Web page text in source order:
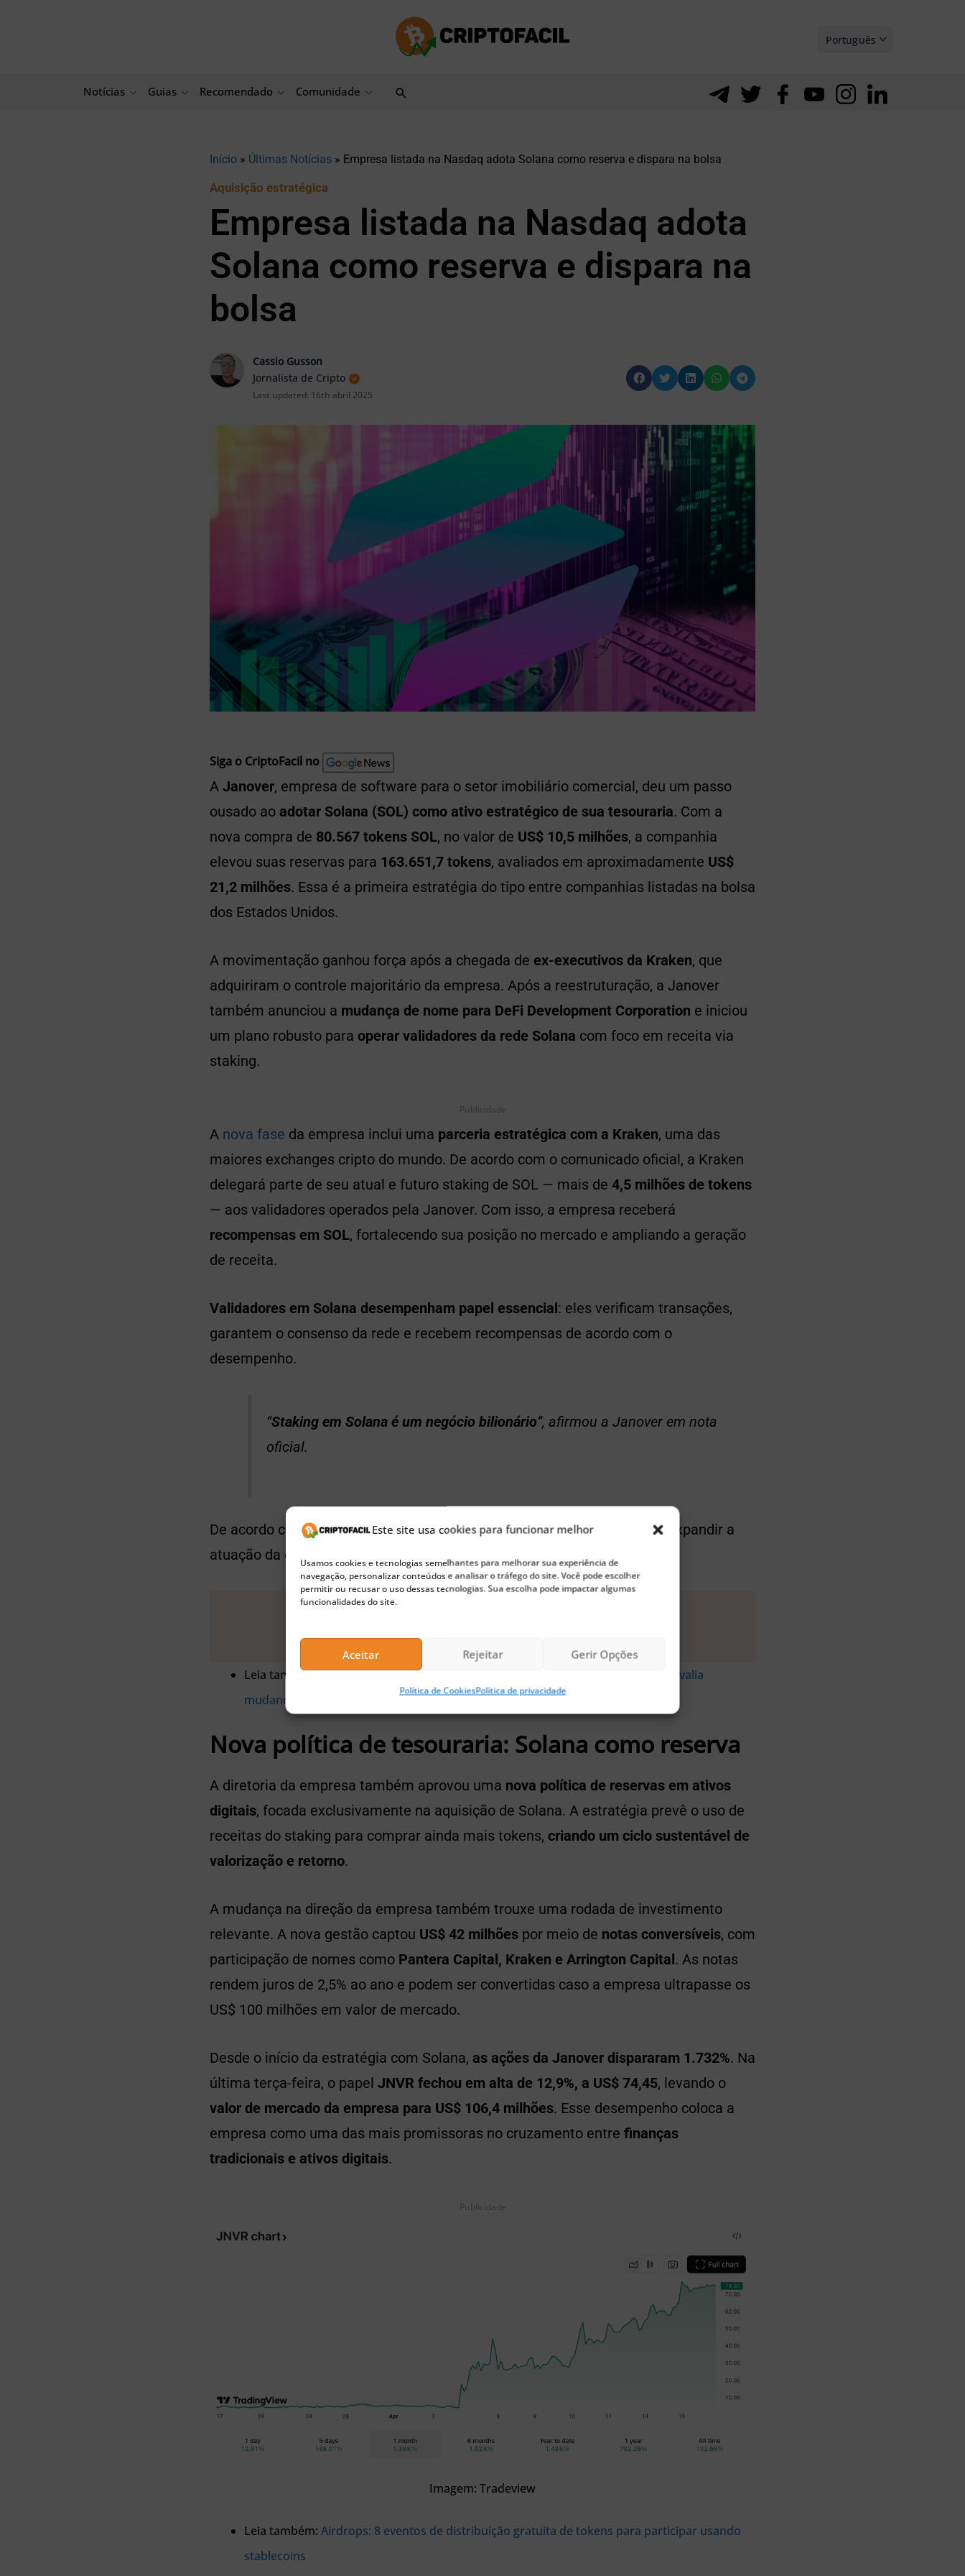
Este site usa cookies para funcionar melhor
Usamos cookies e tecnologias semelhantes para melhorar sua experiência de
navegação, personalizar conteúdos e analisar o tráfego do site. Você pode escolher
permitir ou recusar o uso dessas tecnologias. Sua escolha pode impactar algumas
funcionalidades do site.
Aceitar Rejeitar Gerir Opções
Política de CookiesPolítica de privacidade
Português
Notícias Guias Recomendado Comunidade Pesquisar
Início » Últimas Notícias » Empresa listada na Nasdaq adota Solana como reserva e dispara na bolsa
Aquisição estratégica
Empresa listada na Nasdaq adota
Solana como reserva e dispara na
bolsa
Cassio Gusson
Jornalista de Cripto
Last updated: 16th abril 2025
Siga o CriptoFacil no
A Janover, empresa de software para o setor imobiliário comercial, deu um passo
ousado ao adotar Solana (SOL) como ativo estratégico de sua tesouraria. Com a
nova compra de 80.567 tokens SOL, no valor de US$ 10,5 milhões, a companhia
elevou suas reservas para 163.651,7 tokens, avaliados em aproximadamente US$
21,2 milhões. Essa é a primeira estratégia do tipo entre companhias listadas na bolsa
dos Estados Unidos.
A movimentação ganhou força após a chegada de ex-executivos da Kraken, que
adquiriram o controle majoritário da empresa. Após a reestruturação, a Janover
também anunciou a mudança de nome para DeFi Development Corporation e iniciou
um plano robusto para operar validadores da rede Solana com foco em receita via
staking.
Publicidade
A nova fase da empresa inclui uma parceria estratégica com a Kraken, uma das
maiores exchanges cripto do mundo. De acordo com o comunicado oficial, a Kraken
delegará parte de seu atual e futuro staking de SOL — mais de 4,5 milhões de tokens
— aos validadores operados pela Janover. Com isso, a empresa receberá
recompensas em SOL, fortalecendo sua posição no mercado e ampliando a geração
de receita.
Validadores em Solana desempenham papel essencial: eles verificam transações,
garantem o consenso da rede e recebem recompensas de acordo com o
desempenho.
“Staking em Solana é um negócio bilionário”, afirmou a Janover em nota
oficial.
De acordo com os executivos, a expectativa é que esse modelo ajude a expandir a
atuação da empresa, com
Confira nossas sugestões de Pre-Sales para investir agora
Leia também:Corrida pelo Bitcoin: Semler Scientific amplia exposição e Méliuz avalia
mudança de estratégia
Nova política de tesouraria: Solana como reserva
A diretoria da empresa também aprovou uma nova política de reservas em ativos
digitais, focada exclusivamente na aquisição de Solana. A estratégia prevê o uso de
receitas do staking para comprar ainda mais tokens, criando um ciclo sustentável de
valorização e retorno.
A mudança na direção da empresa também trouxe uma rodada de investimento
relevante. A nova gestão captou US$ 42 milhões por meio de notas conversíveis, com
participação de nomes como Pantera Capital, Kraken e Arrington Capital. As notas
rendem juros de 2,5% ao ano e podem ser convertidas caso a empresa ultrapasse os
US$ 100 milhões em valor de mercado.
Desde o início da estratégia com Solana, as ações da Janover dispararam 1.732%. Na
última terça-feira, o papel JNVR fechou em alta de 12,9%, a US$ 74,45, levando o
valor de mercado da empresa para US$ 106,4 milhões. Esse desempenho coloca a
empresa como uma das mais promissoras no cruzamento entre finanças
tradicionais e ativos digitais.
Publicidade
Imagem: Tradeview
Leia também: Airdrops: 8 eventos de distribuição gratuita de tokens para participar usando
stablecoins